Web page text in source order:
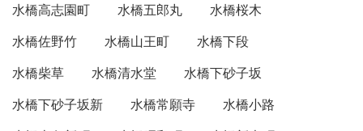
水橋高志園町
水橋五郎丸
水橋桜木
水橋佐野竹
水橋山王町
水橋下段
水橋柴草
水橋清水堂
水橋下砂子坂
水橋下砂子坂新
水橋常願寺
水橋小路